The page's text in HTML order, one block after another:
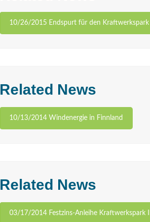
10/26/2015 Endspurt für den Kraftwerkspark
Related News
10/13/2014 Windenergie in Finnland
Related News
03/17/2014 Festzins-Anleihe Kraftwerkspark II